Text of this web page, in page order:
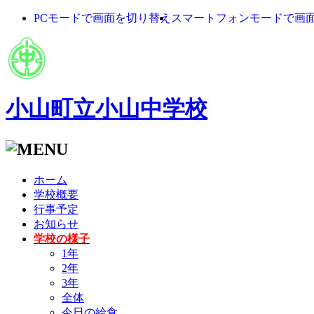
PCモードで画面を切り替え スマートフォンモードで画
小山町立小山中学校
ホーム
学校概要
行事予定
お知らせ
学校の様子
1年
2年
3年
全体